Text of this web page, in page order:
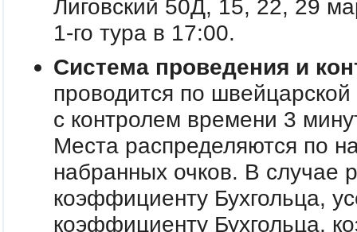
Лиговский 50Д, 15, 22, 29
1-го тура в 17:00.
Система проведения и
проводится по
с контролем времени 3
Места распределяются по
набранных очков. В случае
коэффициенту Бухгольца,
коэффициенту Бухгольца,